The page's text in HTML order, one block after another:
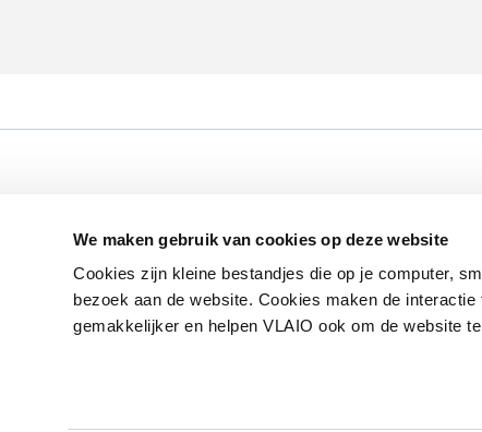
We maken gebruik van cookies op deze website
Cookies zijn kleine bestandjes die op je computer,
bezoek aan de website. Cookies maken de
gemakkelijker en helpen VLAIO ook om de website